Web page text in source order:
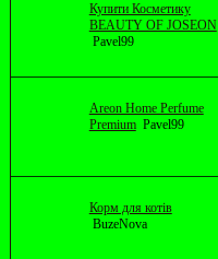
Купити Косметику
BEAUTY OF JOSEON
Pavel99
Areon Home Perfume
Premium Pavel99
Корм для котів
BuzeNova